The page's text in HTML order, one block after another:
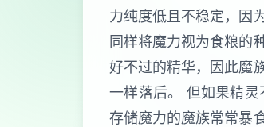
力纯度低且不稳定，因
同样将魔力视为食粮的
好不过的精华，因此魔
一样落后。 但如果精
存储魔力的魔族常常暴